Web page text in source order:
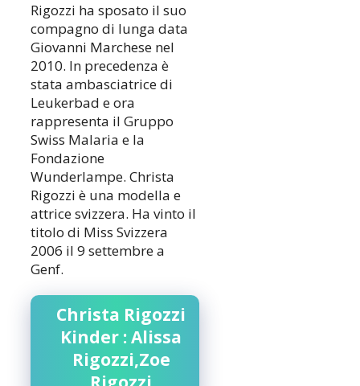
Rigozzi ha sposato il suo
compagno di lunga data
Giovanni Marchese nel
2010. In precedenza è
stata ambasciatrice di
Leukerbad e ora
rappresenta il Gruppo
Swiss Malaria e la
Fondazione
Wunderlampe. Christa
Rigozzi è una modella e
attrice svizzera. Ha vinto il
titolo di Miss Svizzera
2006 il 9 settembre a
Genf.
Christa Rigozzi
Kinder : Alissa
Rigozzi,Zoe